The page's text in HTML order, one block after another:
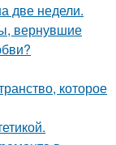
две недели.
вернувшие
которое